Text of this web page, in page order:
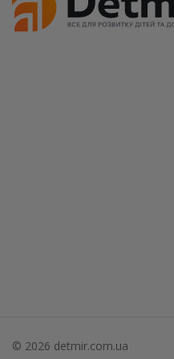
© 2026 detmir.com.ua